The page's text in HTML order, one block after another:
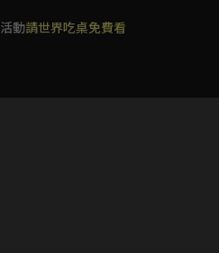
活動請世界吃桌免費看